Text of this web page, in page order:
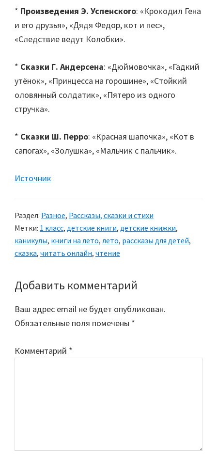
* Произведения Э. Успенского: «Крокодил Гена
и его друзья», «Дядя Федор, кот и пес»,
«Следствие ведут Колобки».
* Сказки Г. Андерсена: «Дюймовочка», «Гадкий
утёнок», «Принцесса на горошине», «Стойкий
оловянный солдатик», «Пятеро из одного
стручка».
* Сказки Ш. Перро: «Красная шапочка», «Кот в
сапогах», «Золушка», «Мальчик с пальчик».
Источник
Раздел: Разное, Рассказы, сказки и стихи
Метки: 1 класс, детские книги, детские книжки,
каникулы, книги на лето, лето, рассказы для детей,
сказка, читать онлайн, чтение
Reader
Interactions
Добавить комментарий
Ваш адрес email не будет опубликован.
Обязательные поля помечены *
Комментарий *